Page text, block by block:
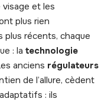
et les
plus rien
plus récents, chaque
: la technologie
anciens régulateurs
de l’allure, cèdent
: ils